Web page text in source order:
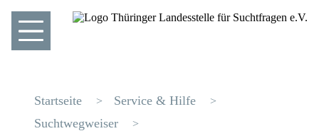
Startseite
Service & Hilfe
Suchtwegweiser